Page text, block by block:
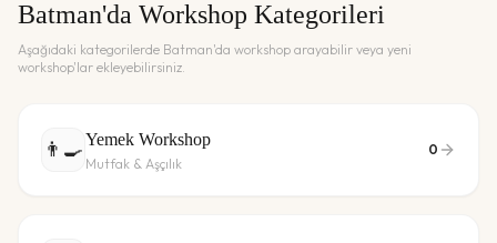
Batman'da Workshop Kategorileri
Aşağıdaki kategorilerde Batman'da workshop arayabilir veya yeni
workshop'lar ekleyebilirsiniz.
👨‍🍳Yemek Workshop
Mutfak & Aşçılık
0